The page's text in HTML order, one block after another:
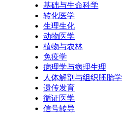
基础与生命科学
转化医学
生理生化
动物医学
植物与农林
免疫学
病理学与病理生理
人体解剖与组织胚胎学
遗传发育
循证医学
信号转导